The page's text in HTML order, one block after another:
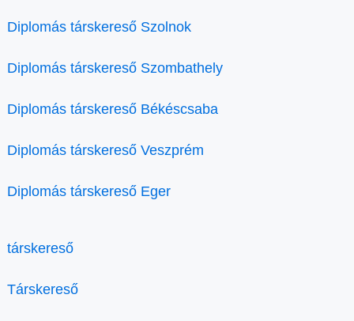
Diplomás társkereső Szolnok
Diplomás társkereső Szombathely
Diplomás társkereső Békéscsaba
Diplomás társkereső Veszprém
Diplomás társkereső Eger
társkereső
Társkereső